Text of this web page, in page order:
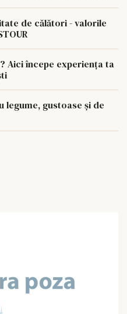
de călători - valorile
Aici începe experiența ta
legume, gustoase și de